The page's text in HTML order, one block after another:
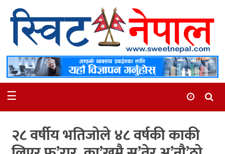
समाचार
स्थानीय
मनोरञ्जन
अन्तर्वार्ता
☰
२८ वर्षीय भतिजोले ४८ वर्षकी काकी